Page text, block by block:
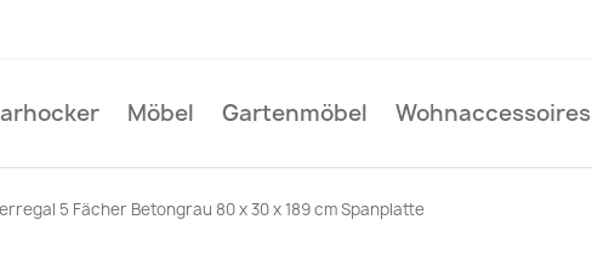
Möbel Gartenmöbel Wohnaccessoires
5 Fächer Betongrau 80 x 30 x 189 cm Spanplatte